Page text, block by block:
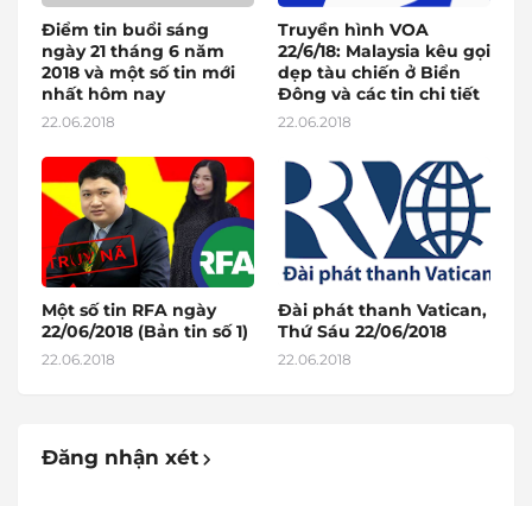
Điểm tin buổi sáng
ngày 21 tháng 6 năm
2018 và một số tin mới
nhất hôm nay
22.06.2018
Truyền hình VOA
22/6/18: Malaysia kêu gọi
dẹp tàu chiến ở Biển
Đông và các tin chi tiết
22.06.2018
Một số tin RFA ngày
22/06/2018 (Bản tin số 1)
22.06.2018
Đài phát thanh Vatican,
Thứ Sáu 22/06/2018
22.06.2018
Đăng nhận xét